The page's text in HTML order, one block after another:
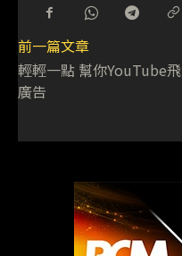
前一篇文章
輕輕一點 幫你YouTube飛
廣告